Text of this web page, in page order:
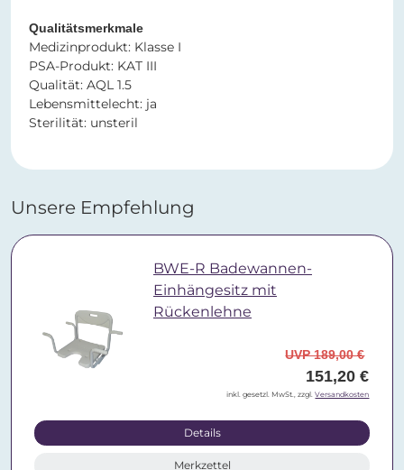
Qualitätsmerkmale
Medizinprodukt: Klasse I
PSA-Produkt: KAT III
Qualität: AQL 1.5
Lebensmittelecht: ja
Sterilität: unsteril
Unsere Empfehlung
BWE-R Badewannen-
Einhängesitz mit
Rückenlehne
UVP 189,00 €
151,20 €
inkl. gesetzl. MwSt., zzgl.Versandkosten
Details
Merkzettel